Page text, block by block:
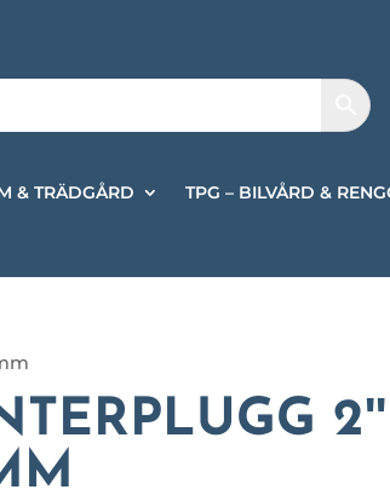
& TRÄDGÅRD TPG – BILVÅRD &